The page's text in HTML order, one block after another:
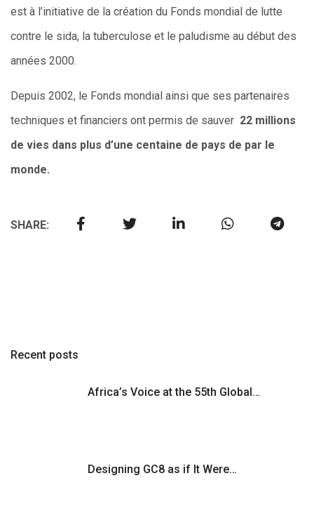
est à l’initiative de la création du Fonds mondial de lutte
contre le sida, la tuberculose et le paludisme au début des
années 2000.
Depuis 2002, le Fonds mondial ainsi que ses partenaires
techniques et financiers ont permis de sauver 22 millions
de vies dans plus d’une centaine de pays de par le
monde.
SHARE:
Recent posts
Africa’s Voice at the 55th Global…
Designing GC8 as if It Were…